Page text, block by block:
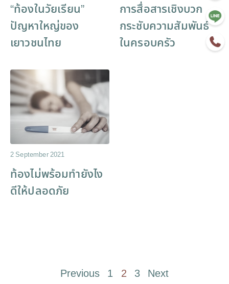
“ท้องในวัยเรียน”
ปัญหาใหญ่ของ
เยาวชนไทย
การสื่อสารเชิงบวก
กระชับความสัมพันธ์
ในครอบครัว
2 September 2021
ท้องไม่พร้อมทำยังไง
ดีให้ปลอดภัย
Previous 1 2 3 Next